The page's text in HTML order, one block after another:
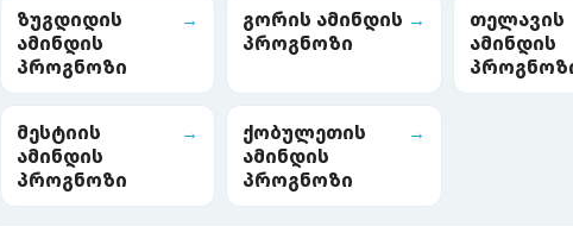
ზუგდიდის
ამინდის
პროგნოზი
→
გორის ამინდის
პროგნოზი
→
თელავის
ამინდის
მესტიის
ამინდის
პროგნოზი
→
ქობულეთის
ამინდის
პროგნოზი
→